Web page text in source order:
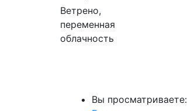
Ветрено,
переменная
облачность
Вы просматриваете: